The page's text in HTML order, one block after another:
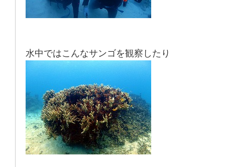
水中ではこんなサンゴを観察したり